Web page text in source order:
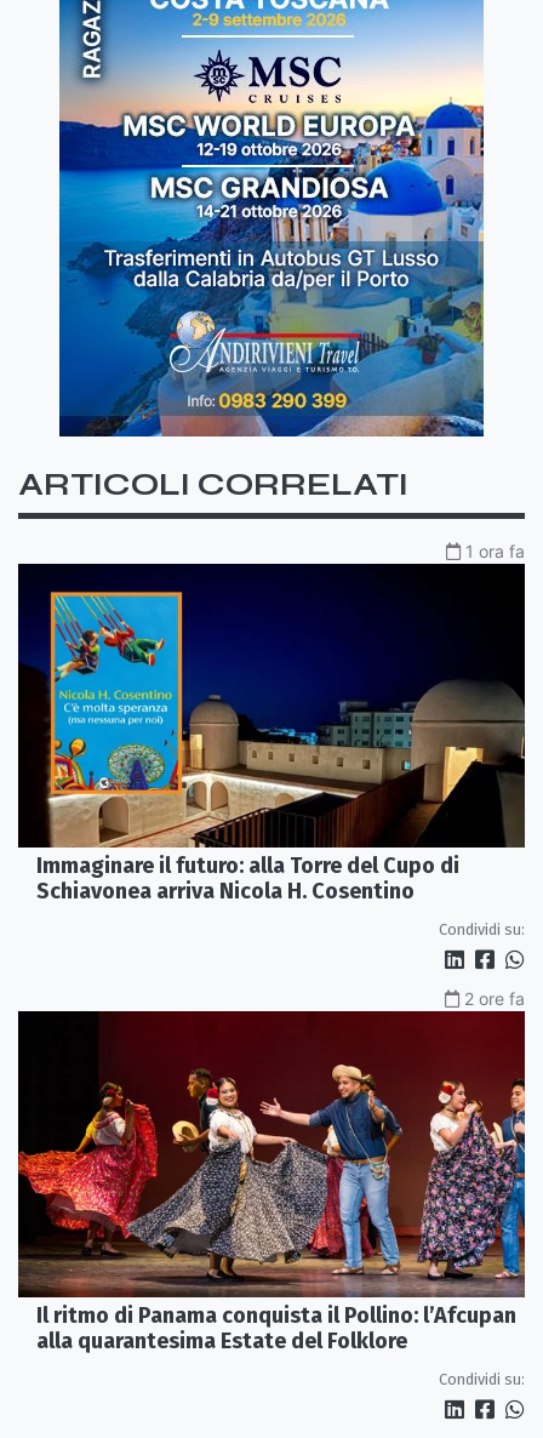
ARTICOLI CORRELATI
1 ora fa
Immaginare il futuro: alla Torre del Cupo di
Schiavonea arriva Nicola H. Cosentino
Condividi su:
2 ore fa
Il ritmo di Panama conquista il Pollino: l’Afcupan
alla quarantesima Estate del Folklore
Condividi su: